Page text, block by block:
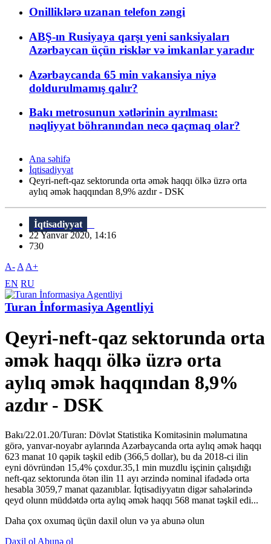
Onilliklərə uzanan telefon zəngi
ABŞ-ın Rusiyaya qarşı yeni sanksiyaları
Azərbaycan üçün risklər və imkanlar yaradır
Azərbaycanda 65 min vakansiya niyə
doldurulmamış qalır?
Bakı metrosunun xətlərinin ayrılması:
nəqliyyat böhranından necə qaçmaq olar?
Ana səhifə
İqtisadiyyat
Qeyri-neft-qaz sektorunda orta əmək haqqı ölkə üzrə orta
aylıq əmək haqqından 8,9% azdır - DSK
İqtisadiyyat
22 Yanvar 2020, 14:16
730
A- A A+
EN RU
Turan İnformasiya Agentliyi
Qeyri-neft-qaz sektorunda orta
əmək haqqı ölkə üzrə orta
aylıq əmək haqqından 8,9%
azdır - DSK
Bakı/22.01.20/Turan: Dövlət Statistika Komitəsinin məlumatına
görə, yanvar-noyabr aylarında Azərbaycanda orta aylıq əmək haqqı
623 manat 10 qəpik təşkil edib (366,5 dollar), bu da 2018-ci ilin
eyni dövründən 15,4% çoxdur.35,1 min muzdlu işçinin çalışıdığı
neft-qaz sektorunda ötən ilin 11 ayı ərzində nominal ifadədə orta
hesabla 3059,7 manat qazanıblar. İqtisadiyyatın digər sahələrində
qeyd olunn müddətdə orta aylıq əmək haqqı 568 manat təşkil edi...
Daha çox oxumaq üçün daxil olun və ya abunə olun
Daxil ol Abunə ol